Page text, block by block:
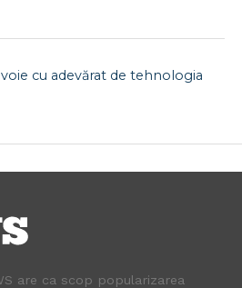
cu adevărat de tehnologia
are ca scop popularizarea